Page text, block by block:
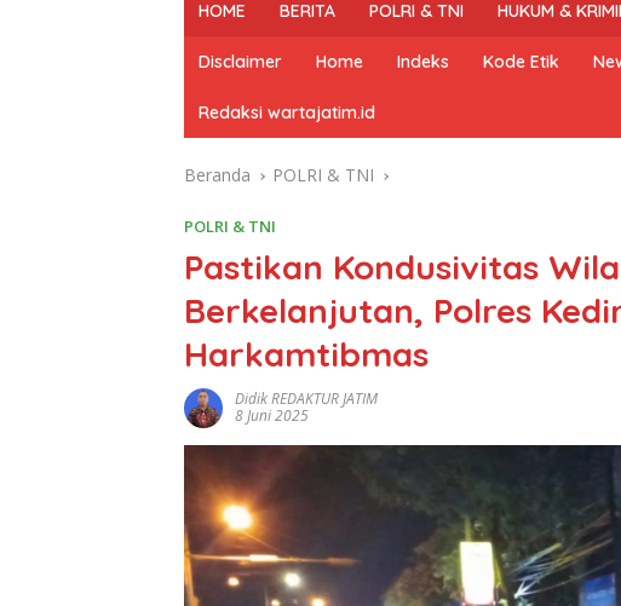
HOME BERITA POLRI & TNI HUKUM &
Disclaimer Home Indeks Kode Etik
Redaksi wartajatim.id
Beranda POLRI & TNI
POLRI & TNI
Pastikan Kondusivitas
Berkelanjutan, Polres
Harkamtibmas
Didik REDAKTUR JATIM
8 Juni 2025